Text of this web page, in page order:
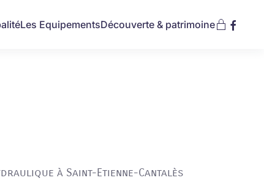
Les EquipementsDécouverte & patrimoine
à Saint-Etienne-Cantalès